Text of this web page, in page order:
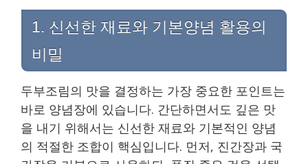
1. 신선한 재료와 기본양념 활용의
비밀
두부조림의 맛을 결정하는 가장 중요한 포인트는
바로 양념장에 있습니다. 간단하면서도 깊은 맛
을 내기 위해서는 신선한 재료와 기본적인 양념
의 적절한 조합이 핵심입니다. 먼저, 진간장과 국